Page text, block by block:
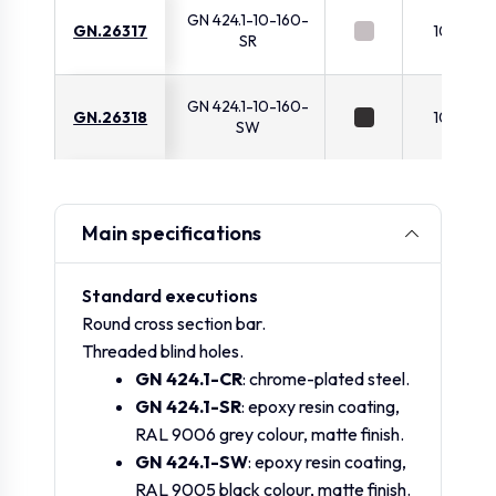
GN.26317
GN 424.1-10-160-
SR
10
GN.26318
GN 424.1-10-160-
SW
10
GN.26320 10
GN.26321
SR
GN.26322
SW
GN.26323 GN 424.5-10-64
Main specifications
Standard executions
Round cross section bar.
Threaded blind holes.
GN 424.1-CR: chrome-plated steel.
GN 424.1-SR: epoxy resin coating,
RAL 9006 grey colour, matte finish.
GN 424.1-SW: epoxy resin coating,
RAL 9005 black colour, matte finish.